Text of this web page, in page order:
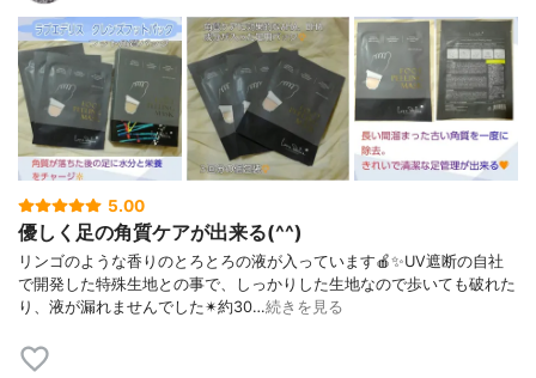
5.00
優しく足の角質ケアが出来る(^^)
リンゴのような香りのとろとろの液が入っています🍎✨UV遮断の自社
で開発した特殊生地との事で、しっかりした生地なので歩いても破れた
り、液が漏れませんでした✴約30…続きを見る